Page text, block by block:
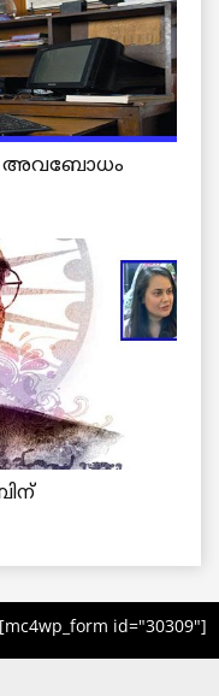
അവബോധം
[mc4wp_form id="30309"]